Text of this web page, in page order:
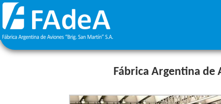
Fábrica Argentina de